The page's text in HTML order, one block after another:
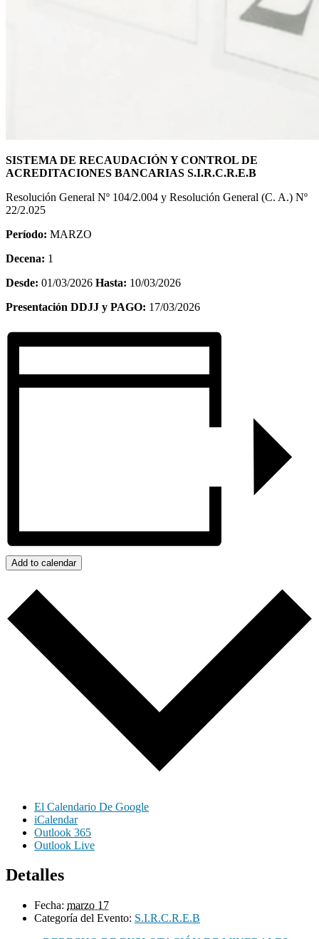
SISTEMA DE RECAUDACIÓN Y CONTROL DE
ACREDITACIONES BANCARIAS S.I.R.C.R.E.B
Resolución General Nº 104/2.004 y Resolución General (C. A.) Nº
22/2.025
Período: MARZO
Decena: 1
Desde: 01/03/2026 Hasta: 10/03/2026
Presentación DDJJ y PAGO: 17/03/2026
Add to calendar
El Calendario De Google
iCalendar
Outlook 365
Outlook Live
Detalles
Fecha: marzo 17
Categoría del Evento: S.I.R.C.R.E.B